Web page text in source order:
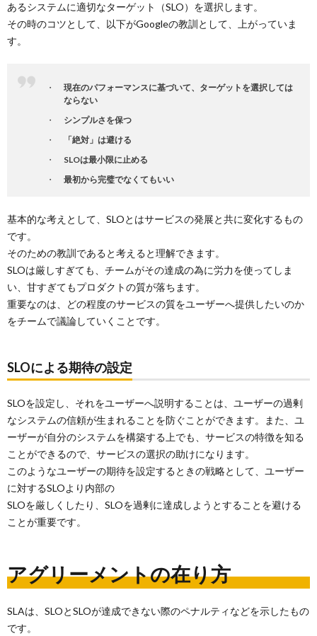
あるシステムに適切なターゲット（SLO）を選択します。
その時のコツとして、以下がGoogleの教訓として、上がっていま
す。
現在のパフォーマンスに基づいて、ターゲットを選択しては
ならない
シンプルさを保つ
「絶対」は避ける
SLOは最小限に止める
最初から完璧でなくてもいい
基本的な考えとして、SLOとはサービスの発展と共に変化するもの
です。
そのための教訓であると考えると理解できます。
SLOは厳しすぎても、チームがその達成の為に労力を使ってしま
い、甘すぎてもプロダクトの質が落ちます。
重要なのは、どの程度のサービスの質をユーザーへ提供したいのか
をチームで議論していくことです。
SLOによる期待の設定
SLOを設定し、それをユーザーへ説明することは、ユーザーの過剰
なシステムの信頼が生まれることを防ぐことができます。また、ユ
ーザーが自分のシステムを構築する上でも、サービスの特徴を知る
ことができるので、サービスの選択の助けになります。
このようなユーザーの期待を設定するときの戦略として、ユーザー
に対するSLOより内部の
SLOを厳しくしたり、SLOを過剰に達成しようとすることを避ける
ことが重要です。
アグリーメントの在り方
SLAは、SLOとSLOが達成できない際のペナルティなどを示したもの
です。